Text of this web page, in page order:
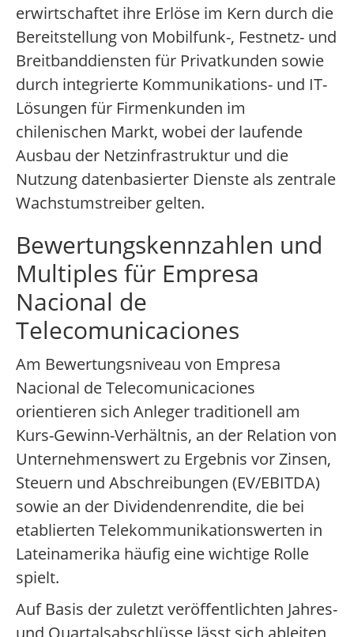
erwirtschaftet ihre Erlöse im Kern durch die
Bereitstellung von Mobilfunk-, Festnetz- und
Breitbanddiensten für Privatkunden sowie
durch integrierte Kommunikations- und IT-
Lösungen für Firmenkunden im
chilenischen Markt, wobei der laufende
Ausbau der Netzinfrastruktur und die
Nutzung datenbasierter Dienste als zentrale
Wachstumstreiber gelten.
Bewertungskennzahlen und
Multiples für Empresa
Nacional de
Telecomunicaciones
Am Bewertungsniveau von Empresa
Nacional de Telecomunicaciones
orientieren sich Anleger traditionell am
Kurs-Gewinn-Verhältnis, an der Relation von
Unternehmenswert zu Ergebnis vor Zinsen,
Steuern und Abschreibungen (EV/EBITDA)
sowie an der Dividendenrendite, die bei
etablierten Telekommunikationswerten in
Lateinamerika häufig eine wichtige Rolle
spielt.
Auf Basis der zuletzt veröffentlichten Jahres-